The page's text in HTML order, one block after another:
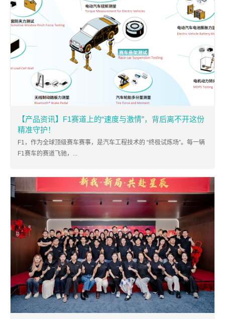
【产品资讯】F1赛道上的“速度与激情”，背后离不开这份
精准守护！
F1，作为全球顶级赛车赛事，是汽车工程技术的 “终极试炼场”。每一辆
F1赛车的赛道飞驰，...